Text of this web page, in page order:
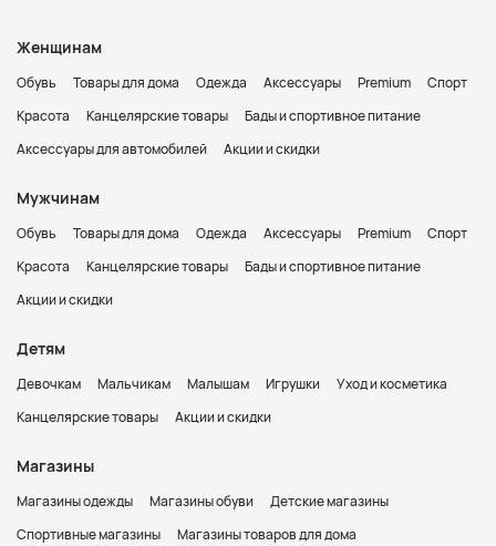
Женщинам
Обувь Товары для дома Одежда Аксессуары Premium
Спорт
Красота
Канцелярские товары
Бады и спортивное питание
Аксессуары для автомобилей
Акции и скидки
Мужчинам
Обувь Товары для дома Одежда Аксессуары Premium
Спорт
Красота
Канцелярские товары
Бады и спортивное питание
Акции и скидки
Детям
Девочкам Мальчикам Малышам Игрушки
Уход и косметика
Канцелярские товары
Акции и скидки
Магазины
Магазины одежды Магазины обуви
Детские магазины
Спортивные магазины
Магазины товаров для дома